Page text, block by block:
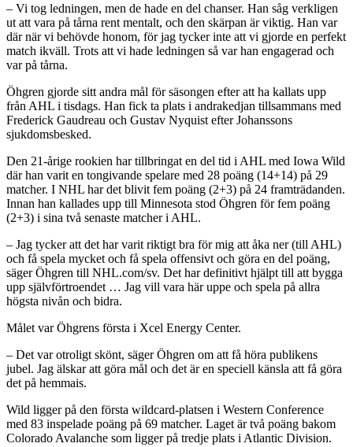
– Vi tog ledningen, men de hade en del chanser. Han såg verkligen
ut att vara på tårna rent mentalt, och den skärpan är viktig. Han var
där när vi behövde honom, för jag tycker inte att vi gjorde en perfekt
match ikväll. Trots att vi hade ledningen så var han engagerad och
var på tårna.
Öhgren gjorde sitt andra mål för säsongen efter att ha kallats upp
från AHL i tisdags. Han fick ta plats i andrakedjan tillsammans med
Frederick Gaudreau och Gustav Nyquist efter Johanssons
sjukdomsbesked.
Den 21-årige rookien har tillbringat en del tid i AHL med Iowa Wild
där han varit en tongivande spelare med 28 poäng (14+14) på 29
matcher. I NHL har det blivit fem poäng (2+3) på 24 framträdanden.
Innan han kallades upp till Minnesota stod Öhgren för fem poäng
(2+3) i sina två senaste matcher i AHL.
– Jag tycker att det har varit riktigt bra för mig att åka ner (till AHL)
och få spela mycket och få spela offensivt och göra en del poäng,
säger Öhgren till NHL.com/sv. Det har definitivt hjälpt till att bygga
upp självförtroendet … Jag vill vara här uppe och spela på allra
högsta nivån och bidra.
Målet var Öhgrens första i Xcel Energy Center.
– Det var otroligt skönt, säger Öhgren om att få höra publikens
jubel. Jag älskar att göra mål och det är en speciell känsla att få göra
det på hemmais.
Wild ligger på den första wildcard-platsen i Western Conference
med 83 inspelade poäng på 69 matcher. Laget är två poäng bakom
Colorado Avalanche som ligger på tredje plats i Atlantic Division.